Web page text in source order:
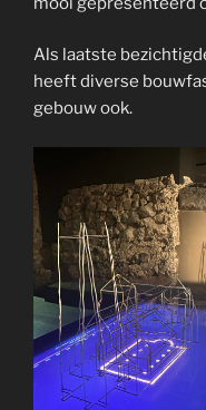
Als laatste
heeft diverse
gebouw ook.